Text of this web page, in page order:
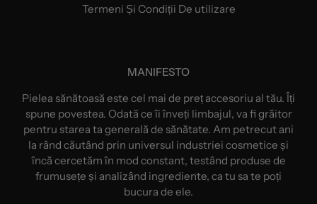
Termeni Și Condiții De utilizare
MANIFESTO
Pielea sănătoasă este cel mai de preț accesoriu al tău. Îți
spune povestea. Odată ce îi înveți limbajul, va fi grăitor
pentru starea ta generală de sănătate. Am petrecut ani
la rând căutând prin universul industriei cosmetice și
încă cercetăm în mod constant, testând produse de
frumusețe și analizând ingrediente, ca tu sa te poți
bucura de ele.